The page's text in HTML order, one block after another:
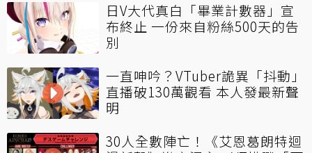
日V大代真白「畢業計數器」宣
布終止 一份來自粉絲500天的告
別
一直呻吟？VTuber詭異「抖動」
直播破130萬觀看 本人發最新聲
明
30人全數陣亡！《艾恩葛朗特迴